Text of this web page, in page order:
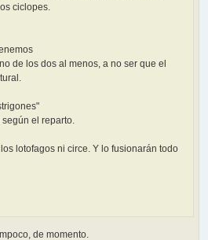
ciclopes.
de los dos al menos, a no ser que el
el reparto.
lotofagos ni circe. Y lo fusionarán todo
de momento.